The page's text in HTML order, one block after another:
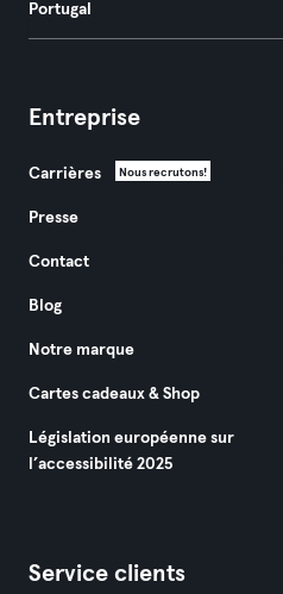
Portugal
Entreprise
Carrières Nous recrutons!
Presse
Contact
Blog
Notre marque
Cartes cadeaux & Shop
Législation européenne sur
l’accessibilité 2025
Service clients